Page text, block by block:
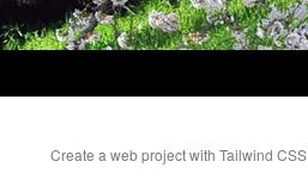
Create a web project with Tailwind CSS